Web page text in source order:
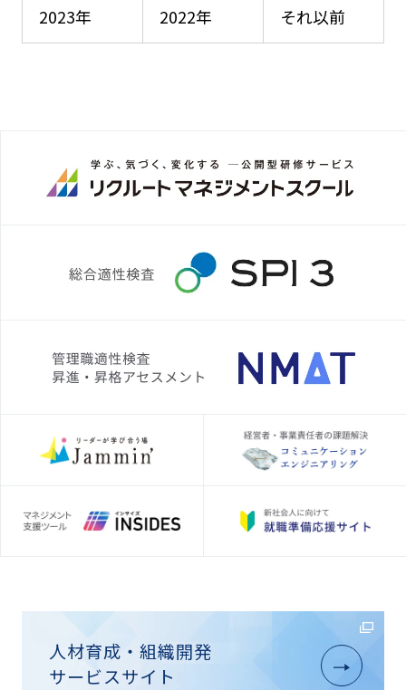
2023年 2022年 それ以前
人材育成・組織開発
サービスサイト